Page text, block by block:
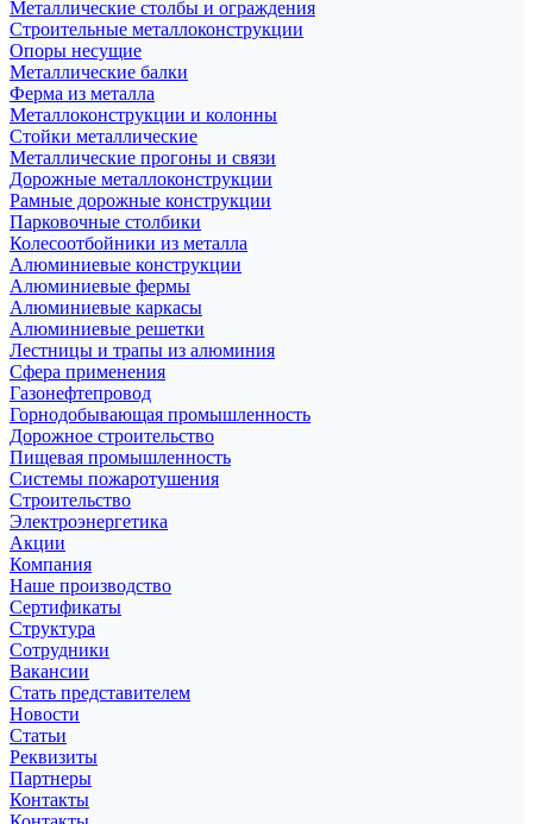
Металлические столбы и ограждения
Строительные металлоконструкции
Опоры несущие
Металлические балки
Ферма из металла
Металлоконструкции и колонны
Стойки металлические
Металлические прогоны и связи
Дорожные металлоконструкции
Рамные дорожные конструкции
Парковочные столбики
Колесоотбойники из металла
Алюминиевые конструкции
Алюминиевые фермы
Алюминиевые каркасы
Алюминиевые решетки
Лестницы и трапы из алюминия
Сфера применения
Газонефтепровод
Горнодобывающая промышленность
Дорожное строительство
Пищевая промышленность
Системы пожаротушения
Строительство
Электроэнергетика
Акции
Компания
Наше производство
Сертификаты
Структура
Сотрудники
Вакансии
Стать представителем
Новости
Статьи
Реквизиты
Партнеры
Контакты